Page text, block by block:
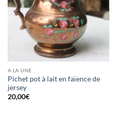
A LA UNE
Pichet pot à lait en faïence de
jersey
20,00€